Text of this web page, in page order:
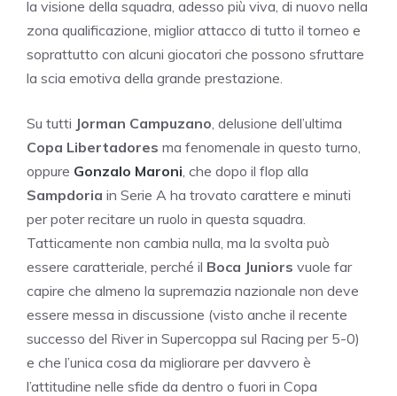
la visione della squadra, adesso più viva, di nuovo nella
zona qualificazione, miglior attacco di tutto il torneo e
soprattutto con alcuni giocatori che possono sfruttare
la scia emotiva della grande prestazione.
Su tutti Jorman Campuzano, delusione dell’ultima
Copa Libertadores ma fenomenale in questo turno,
oppure Gonzalo Maroni, che dopo il flop alla
Sampdoria in Serie A ha trovato carattere e minuti
per poter recitare un ruolo in questa squadra.
Tatticamente non cambia nulla, ma la svolta può
essere caratteriale, perché il Boca Juniors vuole far
capire che almeno la supremazia nazionale non deve
essere messa in discussione (visto anche il recente
successo del River in Supercoppa sul Racing per 5-0)
e che l’unica cosa da migliorare per davvero è
l’attitudine nelle sfide da dentro o fuori in Copa